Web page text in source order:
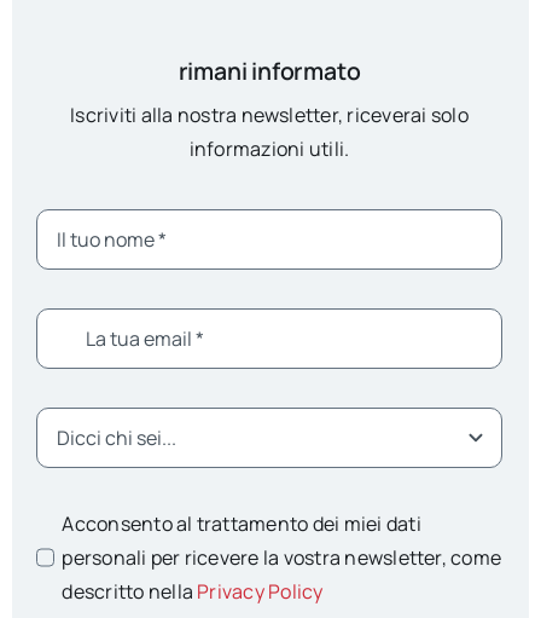
rimani informato
Iscriviti alla nostra newsletter, riceverai solo
informazioni utili.
Acconsento al trattamento dei miei dati
personali per ricevere la vostra newsletter, come
descritto nella Privacy Policy